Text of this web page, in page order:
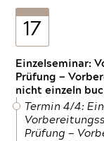
17
Einzelseminar:
Prüfung —
nicht einzeln
Termin 4/4:
Prüfung —